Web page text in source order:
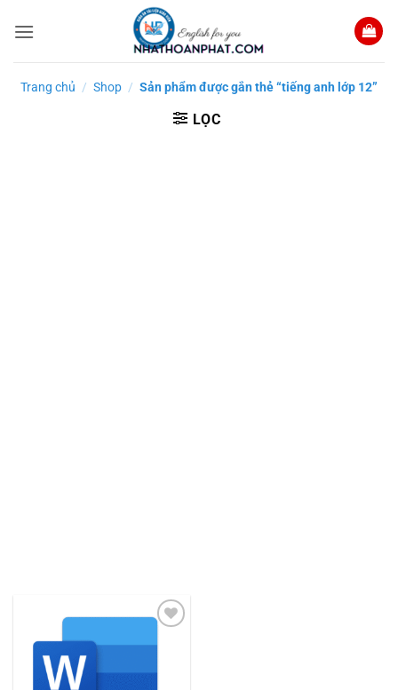
qua
Trang chủ / Shop / Sản phẩm được gắn thẻ “tiếng anh lớp 12”
LỌC